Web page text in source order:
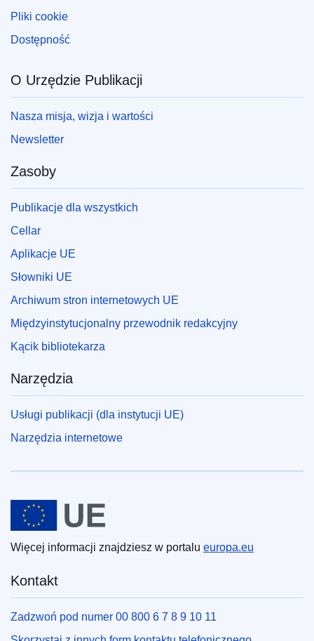
Pliki cookie
Dostępność
O Urzędzie Publikacji
Nasza misja, wizja i wartości
Newsletter
Zasoby
Publikacje dla wszystkich
Cellar
Aplikacje UE
Słowniki UE
Archiwum stron internetowych UE
Międzyinstytucjonalny przewodnik redakcyjny
Kącik bibliotekarza
Narzędzia
Usługi publikacji (dla instytucji UE)
Narzędzia internetowe
Unia Europejska
Więcej informacji znajdziesz w portalu europa.eu
Kontakt
Zadzwoń pod numer 00 800 6 7 8 9 10 11